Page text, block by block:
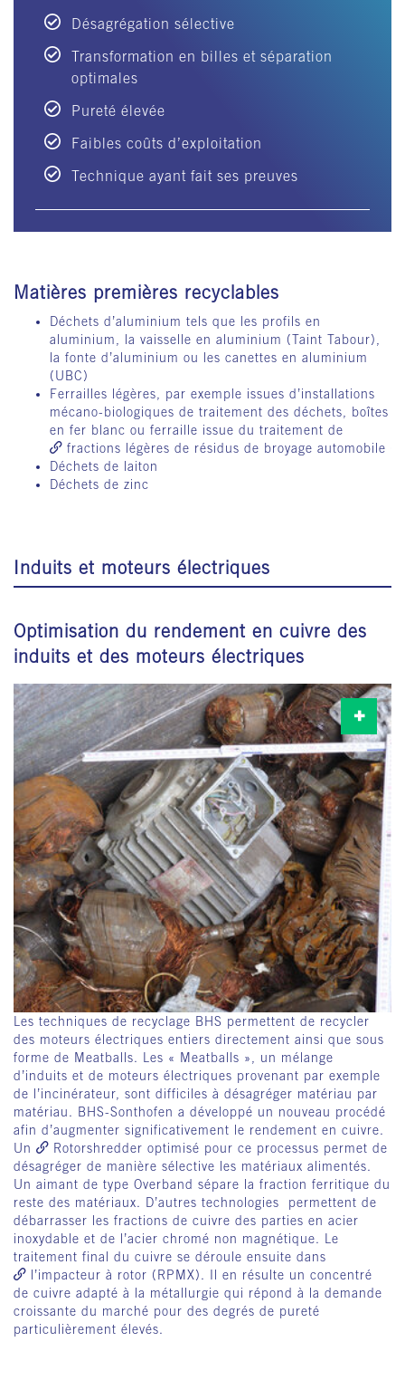
Désagrégation sélective
Transformation en billes et séparation
optimales
Pureté élevée
Faibles coûts d’exploitation
Technique ayant fait ses preuves
Matières premières recyclables
Déchets d’aluminium tels que les profils en
aluminium, la vaisselle en aluminium (Taint Tabour),
la fonte d’aluminium ou les canettes en aluminium
(UBC)
Ferrailles légères, par exemple issues d’installations
mécano-biologiques de traitement des déchets, boîtes
en fer blanc ou ferraille issue du traitement de
fractions légères de résidus de broyage automobile
Déchets de laiton
Déchets de zinc
Induits et moteurs électriques
Optimisation du rendement en cuivre des
induits et des moteurs électriques
Les techniques de recyclage BHS permettent de recycler
des moteurs électriques entiers directement ainsi que sous
forme de Meatballs. Les « Meatballs », un mélange
d’induits et de moteurs électriques provenant par exemple
de l’incinérateur, sont difficiles à désagréger matériau par
matériau. BHS-Sonthofen a développé un nouveau procédé
afin d’augmenter significativement le rendement en cuivre.
Un
Rotorshredder optimisé pour ce processus permet de
désagréger de manière sélective les matériaux alimentés.
Un aimant de type Overband sépare la fraction ferritique du
reste des matériaux. D’autres technologies permettent de
débarrasser les fractions de cuivre des parties en acier
inoxydable et de l’acier chromé non magnétique. Le
traitement final du cuivre se déroule ensuite dans
l’impacteur à rotor (RPMX). Il en résulte un concentré
de cuivre adapté à la métallurgie qui répond à la demande
croissante du marché pour des degrés de pureté
particulièrement élevés.